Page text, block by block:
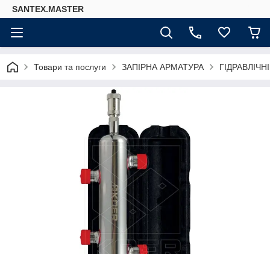
SANTEX.MASTER
Товари та послуги ЗАПІРНА АРМАТУРА